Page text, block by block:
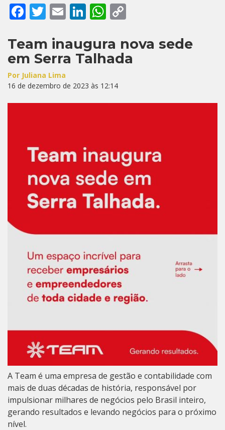
Facebook
Twitter
EmailLinkedIn
WhatsApp
Team inaugura nova sede
em Serra Talhada
Por Juliana Lima
16 de dezembro de 2023 às 12:14
A Team é uma empresa de gestão e contabilidade com
mais de duas décadas de história, responsável por
impulsionar milhares de negócios pelo Brasil inteiro,
gerando resultados e levando negócios para o próximo
nível.